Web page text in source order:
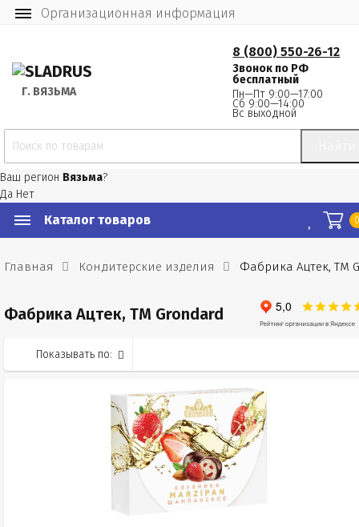
Организационная информация
Г. ВЯЗЬМА
8 (800) 550-26-12
Звонок по РФ
бесплатный
Пн—Пт 9:00—17:00
Сб 9:00—14:00
Вс выходной
Ваш регион Вязьма?
Да Нет
Каталог товаров
Главная Кондитерские изделия Фабрика Ацтек, ТМ
Фабрика Ацтек, ТМ Grondard
Показывать по: